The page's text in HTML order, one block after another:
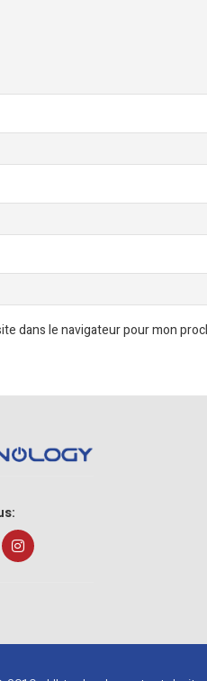
dans le navigateur pour mon